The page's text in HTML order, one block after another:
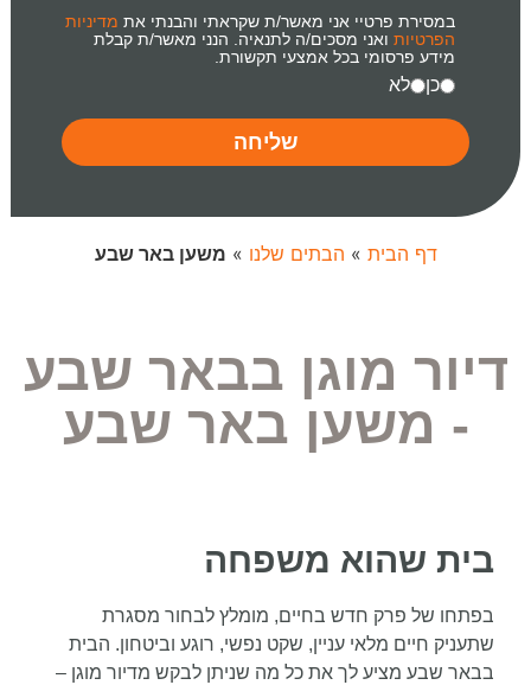
במסירת פרטיי אני מאשר/ת שקראתי והבנתי את מדיניות
הפרטיותואני מסכים/ה לתנאיה. הנני מאשר/ת קבלת
מידע פרסומי בכל אמצעי תקשורת.
כן לא
שליחה
דף הבית » הבתים שלנו » משען באר שבע
דיור מוגן בבאר שבע
- משען באר שבע
בית שהוא משפחה
בפתחו של פרק חדש בחיים, מומלץ לבחור מסגרת
שתעניק חיים מלאי עניין, שקט נפשי, רוגע וביטחון. הבית
בבאר שבע מציע לך את כל מה שניתן לבקש מדיור מוגן –